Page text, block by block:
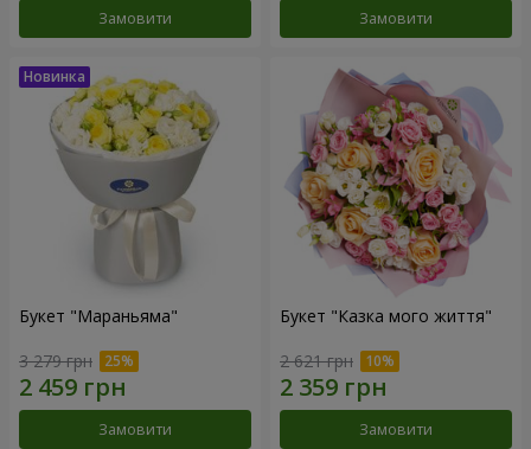
Замовити Замовити
Букет "Мараньяма"
3 279 грн
Замовити
Букет "Казка мого життя"
2 621 грн
Замовити